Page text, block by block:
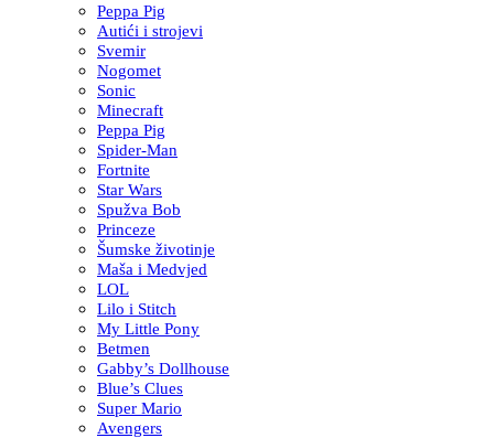
Peppa Pig
Autići i strojevi
Svemir
Nogomet
Sonic
Minecraft
Peppa Pig
Spider-Man
Fortnite
Star Wars
Spužva Bob
Princeze
Šumske životinje
Maša i Medvjed
LOL
Lilo i Stitch
My Little Pony
Betmen
Gabby’s Dollhouse
Blue’s Clues
Super Mario
Avengers